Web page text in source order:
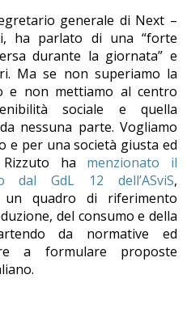
generale di Next –
ha parlato di una “forte
durante la giornata” e
Ma se non superiamo la
e non mettiamo al centro
sociale e quella
nessuna parte. Vogliamo
e per una società giusta ed
Rizzuto ha menzionato il
dal GdL 12 dell’ASviS,
un quadro di riferimento
del consumo e della
da normative ed
a formulare proposte